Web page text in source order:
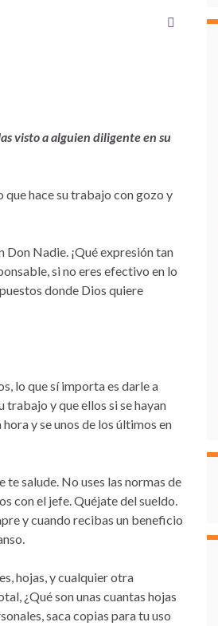
visto a alguien diligente en su
que hace su trabajo con gozo y
Don Nadie. ¡Qué expresión tan
si no eres efectivo en lo
donde Dios quiere
lo que sí importa es darle a
y que ellos si se hayan
y se unos de los últimos en
te salude. No uses las normas de
con el jefe. Quéjate del sueldo.
y cuando recibas un beneficio
hojas, y cualquier otra
¿Qué son unas cuantas hojas
saca copias para tu uso